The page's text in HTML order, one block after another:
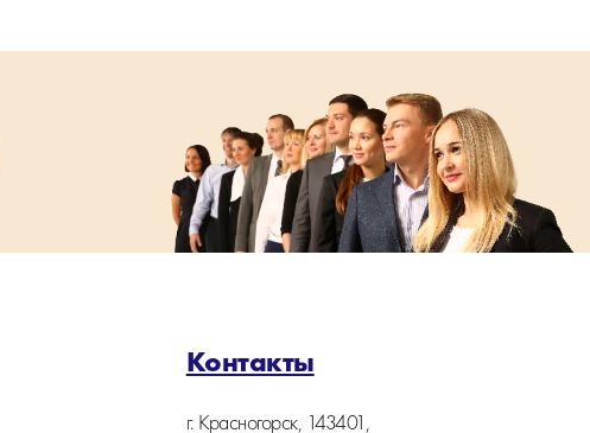
Контакты
г. Красногорск, 143401,